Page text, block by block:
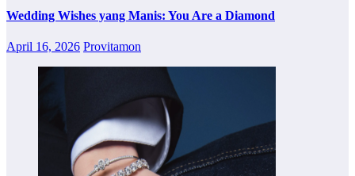
Wedding Wishes yang Manis: You Are a Diamond
April 16, 2026 Provitamon